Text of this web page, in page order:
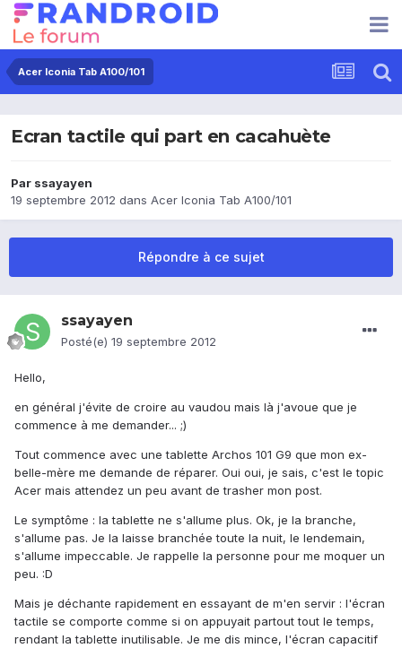
Acer Iconia Tab A100/101
Ecran tactile qui part en cacahuète
Par ssayayen
19 septembre 2012 dans Acer Iconia Tab A100/101
Répondre à ce sujet
ssayayen
Posté(e) 19 septembre 2012
Hello,
en général j'évite de croire au vaudou mais là j'avoue que je
commence à me demander... ;)
Tout commence avec une tablette Archos 101 G9 que mon ex-
belle-mère me demande de réparer. Oui oui, je sais, c'est le topic
Acer mais attendez un peu avant de trasher mon post.
Le symptôme : la tablette ne s'allume plus. Ok, je la branche,
s'allume pas. Je la laisse branchée toute la nuit, le lendemain,
s'allume impeccable. Je rappelle la personne pour me moquer un
peu. :D
Mais je déchante rapidement en essayant de m'en servir : l'écran
tactile se comporte comme si on appuyait partout tout le temps,
rendant la tablette inutilisable. Je me dis mince, l'écran capacitif